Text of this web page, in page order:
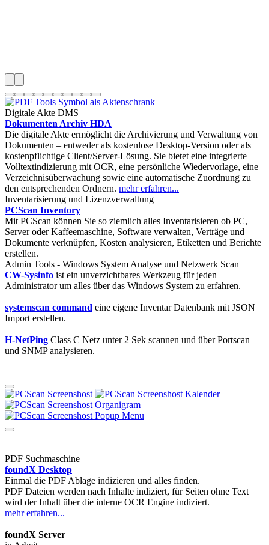
Digitale Akte DMS
Dokumenten Archiv HDA
Die digitale Akte ermöglicht die Archivierung und Verwaltung von
Dokumenten – entweder als kostenlose Desktop-Version oder als
kostenpflichtige Client/Server-Lösung. Sie bietet eine integrierte
Volltextindizierung mit OCR, eine persönliche Wiedervorlage, eine
Verzeichnisüberwachung sowie eine automatische Zuordnung zu
den entsprechenden Ordnern. mehr erfahren...
Inventarisierung und Lizenzverwaltung
PCScan Inventory
Mit PCScan können Sie so ziemlich alles Inventarisieren ob PC,
Server oder Kaffeemaschine, Software verwalten, Verträge und
Dokumente verknüpfen, Kosten analysieren, Etiketten und Berichte
erstellen.
Admin Tools - Windows System Analyse und Netzwerk Scan
CW-Sysinfo ist ein unverzichtbares Werkzeug für jeden
Administrator um alles über das Windows System zu erfahren.
systemscan command eine eigene Inventar Datenbank mit JSON
Import erstellen.
H-NetPing Class C Netz unter 2 Sek scannen und über Portscan
und SNMP analysieren.
PDF Suchmaschine
foundX Desktop
Einmal die PDF Ablage indizieren und alles finden.
PDF Dateien werden nach Inhalte indiziert, für Seiten ohne Text
wird der Inhalt über die interne OCR Engine indiziert.
mehr erfahren...
foundX Server